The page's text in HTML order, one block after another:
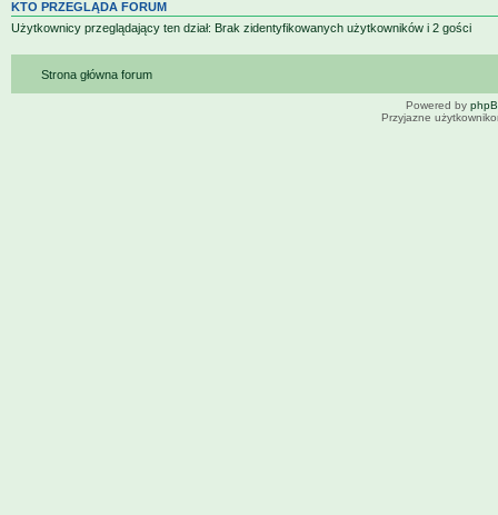
KTO PRZEGLĄDA FORUM
Użytkownicy przeglądający ten dział: Brak zidentyfikowanych użytkowników i 2 gości
Strona główna forum
Powered by
Przyjazne